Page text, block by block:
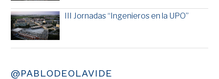
III Jornadas “Ingenieros en la UPO”
@PABLODEOLAVIDE